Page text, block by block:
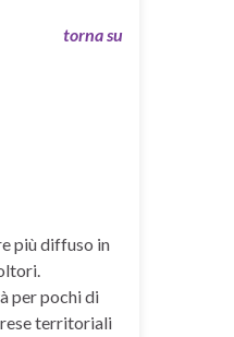
torna su
più diffuso in
per pochi di
territoriali